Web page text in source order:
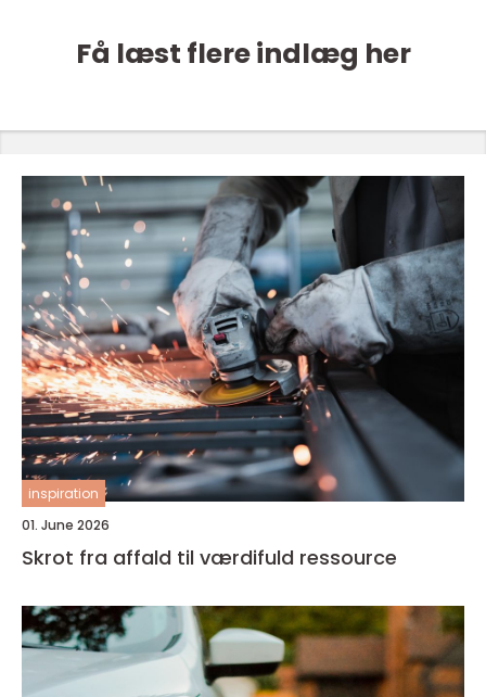
Få læst flere indlæg her
inspiration
01. June 2026
Skrot fra affald til værdifuld ressource